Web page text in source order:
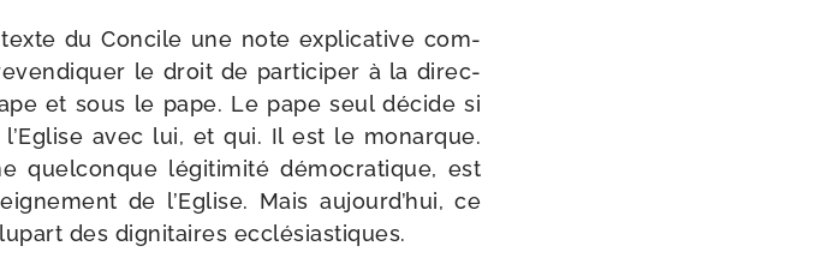
du Concile une note expli­ca­tive com­
le droit de par­ti­ci­per à la direc­
et sous le pape. Le pape seul décide si
avec lui, et qui. Il est le monarque.
quel­conque légi­ti­mi­té démo­cra­tique, est
de l’Eglise. Mais aujourd’hui, ce
des digni­taires ecclésiastiques.